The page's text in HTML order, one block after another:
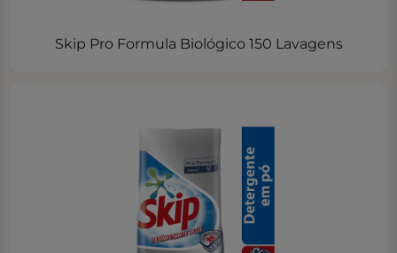
Skip Pro Formula Biológico 150 Lavagens